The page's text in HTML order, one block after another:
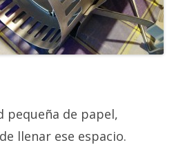
pequeña de papel,
llenar ese espacio.